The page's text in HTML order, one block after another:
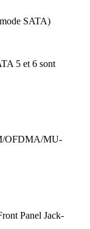
SATA)
5 et 6 sont
OFDMA/MU-
Panel Jack-